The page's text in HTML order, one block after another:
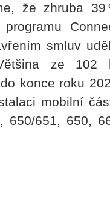
že zhruba
smluv
ze 102
konce roku
mobilní
650/651, 650,